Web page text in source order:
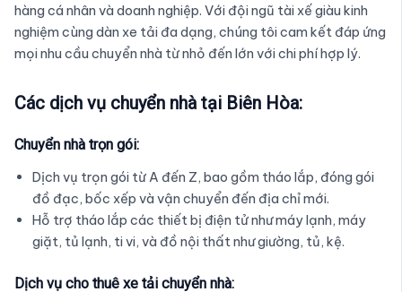
hàng cá nhân và doanh nghiệp. Với đội ngũ tài xế giàu kinh
nghiệm cùng dàn xe tải đa dạng, chúng tôi cam kết đáp ứng
mọi nhu cầu chuyển nhà từ nhỏ đến lớn với chi phí hợp lý.
Các dịch vụ chuyển nhà tại Biên Hòa:
Chuyển nhà trọn gói:
Dịch vụ trọn gói từ A đến Z, bao gồm tháo lắp, đóng gói
đồ đạc, bốc xếp và vận chuyển đến địa chỉ mới.
Hỗ trợ tháo lắp các thiết bị điện tử như máy lạnh, máy
giặt, tủ lạnh, ti vi, và đồ nội thất như giường, tủ, kệ.
Dịch vụ cho thuê xe tải chuyển nhà: